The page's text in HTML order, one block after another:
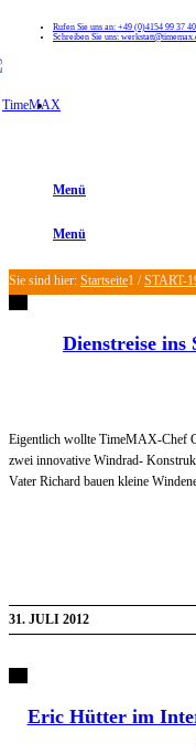
Rufen Sie uns an: +49 (0)4154 99 37
Schreiben Sie uns:
Menü
Menü
Sie sind hier: Startseite1 / START-
Dienstreise ins
Eigentlich wollte TimeMAX-Chef
zwei innovative Windrad-
Vater Richard bauen kleine
31. JULI 2012
Eric Hütter im